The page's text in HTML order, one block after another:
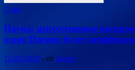
Софт
Наука: искусственное
озере Пясино будет
15.09.2020 - от admin